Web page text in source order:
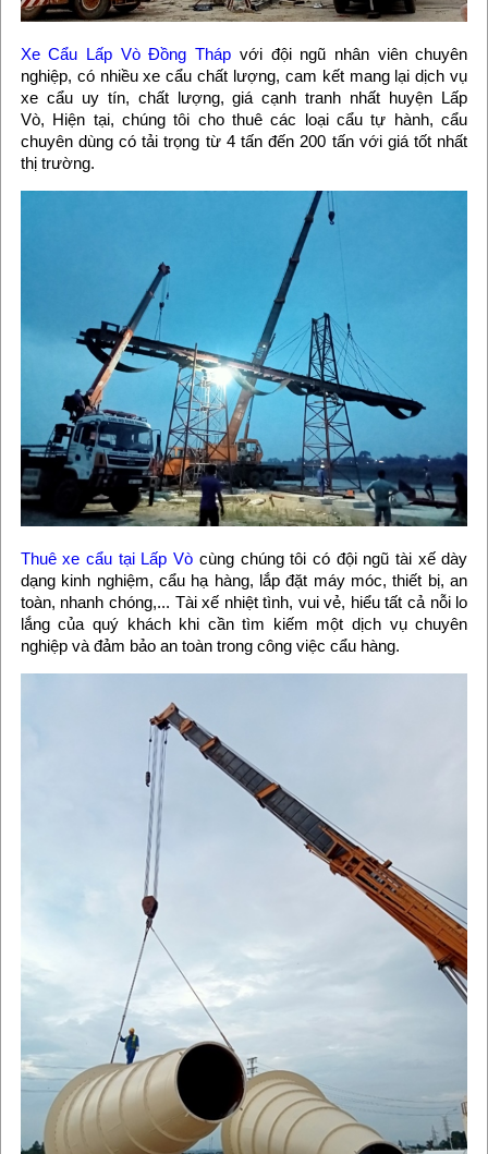
Xe Cẩu Lấp Vò Đồng Tháp với đội ngũ nhân viên chuyên
nghiệp, có nhiều xe cẩu chất lượng, cam kết mang lại dịch vụ
xe cẩu uy tín, chất lượng, giá cạnh tranh nhất huyện Lấp
Vò, Hiện tại, chúng tôi cho thuê các loại cẩu tự hành, cẩu
chuyên dùng có tải trọng từ 4 tấn đến 200 tấn với giá tốt nhất
thị trường.
Thuê xe cẩu tại Lấp Vò cùng chúng tôi có đội ngũ tài xế dày
dạng kinh nghiệm, cẩu hạ hàng, lắp đặt máy móc, thiết bị, an
toàn, nhanh chóng,... Tài xế nhiệt tình, vui vẻ, hiểu tất cả nỗi lo
lắng của quý khách khi cần tìm kiếm một dịch vụ chuyên
nghiệp và đảm bảo an toàn trong công việc cẩu hàng.